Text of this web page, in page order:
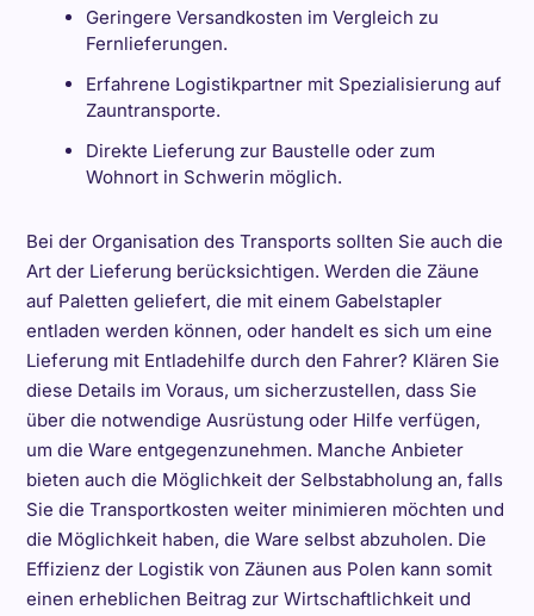
Geringere Versandkosten im Vergleich zu
Fernlieferungen.
Erfahrene Logistikpartner mit Spezialisierung auf
Zauntransporte.
Direkte Lieferung zur Baustelle oder zum
Wohnort in Schwerin möglich.
Bei der Organisation des Transports sollten Sie auch die
Art der Lieferung berücksichtigen. Werden die Zäune
auf Paletten geliefert, die mit einem Gabelstapler
entladen werden können, oder handelt es sich um eine
Lieferung mit Entladehilfe durch den Fahrer? Klären Sie
diese Details im Voraus, um sicherzustellen, dass Sie
über die notwendige Ausrüstung oder Hilfe verfügen,
um die Ware entgegenzunehmen. Manche Anbieter
bieten auch die Möglichkeit der Selbstabholung an, falls
Sie die Transportkosten weiter minimieren möchten und
die Möglichkeit haben, die Ware selbst abzuholen. Die
Effizienz der Logistik von Zäunen aus Polen kann somit
einen erheblichen Beitrag zur Wirtschaftlichkeit und